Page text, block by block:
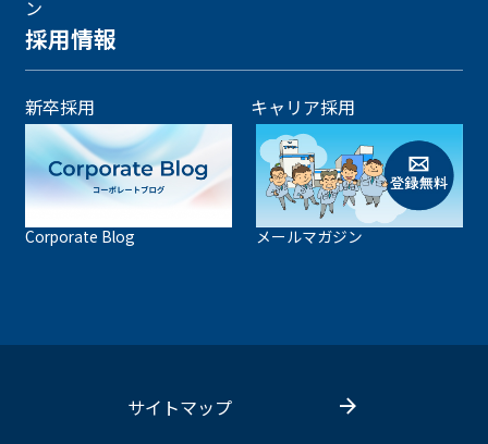
ン
採用情報
新卒採用 キャリア採用
Corporate Blog メールマガジン
サイトマップ